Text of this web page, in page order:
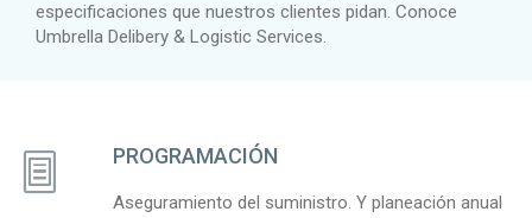
especificaciones que nuestros clientes pidan. Conoce
Umbrella Delibery & Logistic Services.
PROGRAMACIÓN
Aseguramiento del suministro. Y planeación anual